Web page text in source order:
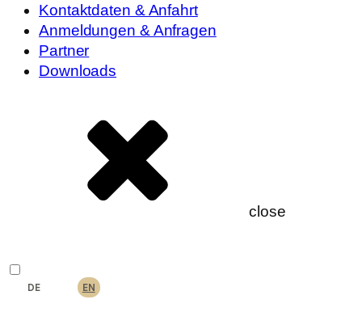
Kontaktdaten & Anfahrt
Anmeldungen & Anfragen
Partner
Downloads
close
DE EN